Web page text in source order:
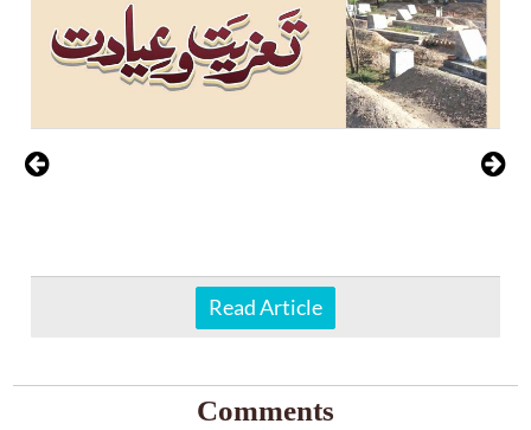
Read Article
Comments